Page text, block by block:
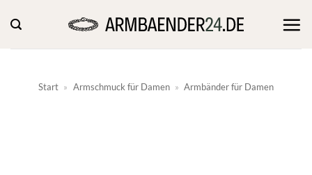
Inhalt
springen
Start » Armschmuck für Damen » Armbänder für Damen